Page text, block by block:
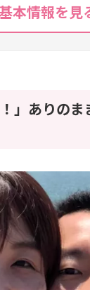
本情報を見
」ありの